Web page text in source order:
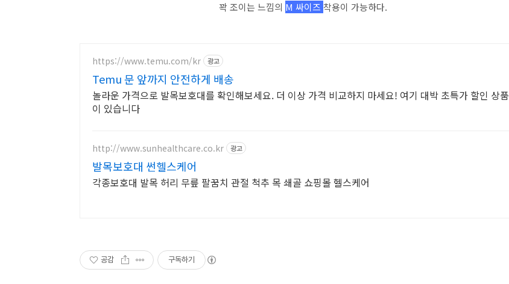
꽉 조이는 느낌의 M 싸이즈 착용이 가능하다.
https://www.temu.com/kr 광고
Temu 문 앞까지 안전하게 배송
놀라운 가격으로 발목보호대를 확인해보세요. 더 이상 가격 비교하지 마세요! 여기 대박 초특가 할인 상품
이 있습니다
http://www.sunhealthcare.co.kr 광고
발목보호대 썬헬스케어
각종보호대 발목 허리 무릎 팔꿈치 관절 척추 목 쇄골 쇼핑몰 헬스케어
공감 구독하기